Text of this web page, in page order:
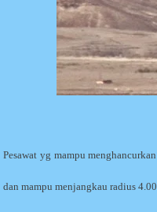
Pesawat yg mampu
dan mampu menjangkau radius